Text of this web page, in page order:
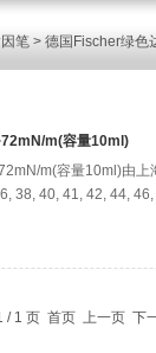
笔 > 德国Fischer绿色
m(容量10ml)
m(容量10ml)由
38, 40, 41, 42, 44,
/ 1 页 首页 上一页 下